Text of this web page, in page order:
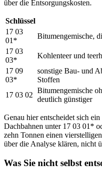
über die Entsorgungskosten.
Schlüssel
17 03
01*
Bitumengemische,
17 03
03*
Kohlenteer und
17 09
03*
sonstige Bau- und
Stoffen
17 03 02
Bitumengemische
deutlich günstiger
Genau hier entscheidet sich
Dachbahnen unter 17 03 01*
zehn Tonnen einen
über die Analyse klären, nicht
Was Sie nicht selbst